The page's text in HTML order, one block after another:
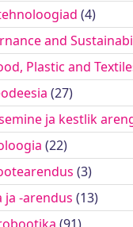
(4)
and
Plastic and
(27)
ja kestlik
(22)
(3)
-arendus (13)